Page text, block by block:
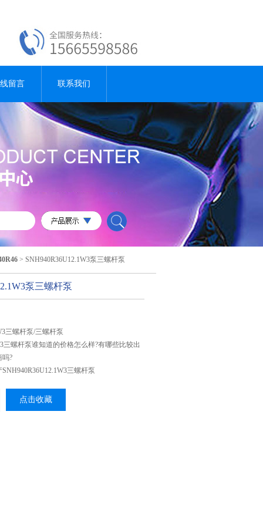
留言 联系我们
> SNH940R36U12.1W3泵三螺杆泵
泵三螺杆泵
三螺杆泵/三螺杆泵
三螺杆泵谁知道的价格怎么样?有哪些比较出
吗?
三螺杆泵
点击收藏